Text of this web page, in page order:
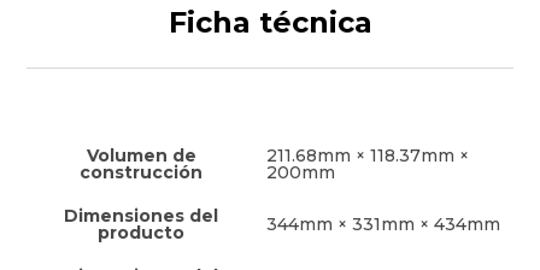
Ficha técnica
Volumen de
construcción
211.68mm × 118.37mm ×
200mm
Dimensiones del
producto 344mm × 331mm × 434mm